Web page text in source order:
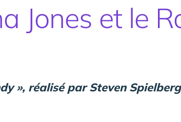
Jones et le
», réalisé par Steven Spielberg